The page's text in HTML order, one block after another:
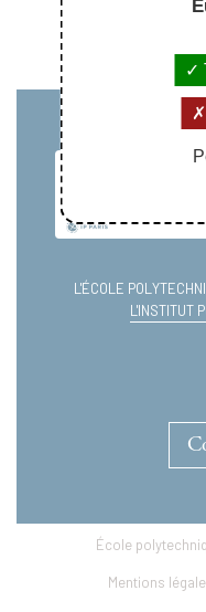
L'ÉCOLE
L'INSTITUT
École
Mentions